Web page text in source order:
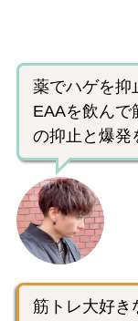
薬でハゲを抑
EAAを飲んで
の抑止と爆発
筋トレ大好き